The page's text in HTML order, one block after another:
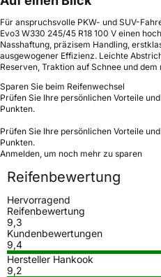
Für anspruchsvolle PKW- und SUV-
Evo3 W330 245/45 R18 100 V einen
Nasshaftung, präzisem Handling,
ausgewogener Effizienz. Leichte
Reserven, Traktion auf Schnee und
Sparen Sie beim Reifenwechsel
Prüfen Sie Ihre persönlichen Vorteile
Punkten.
Prüfen Sie Ihre persönlichen Vorteile
Punkten.
Anmelden, um noch mehr zu sparen
Reifenbewertung
Hervorragend
Reifenbewertung
9,3
Kundenbewertungen
9,4
Hersteller Hankook
9,2